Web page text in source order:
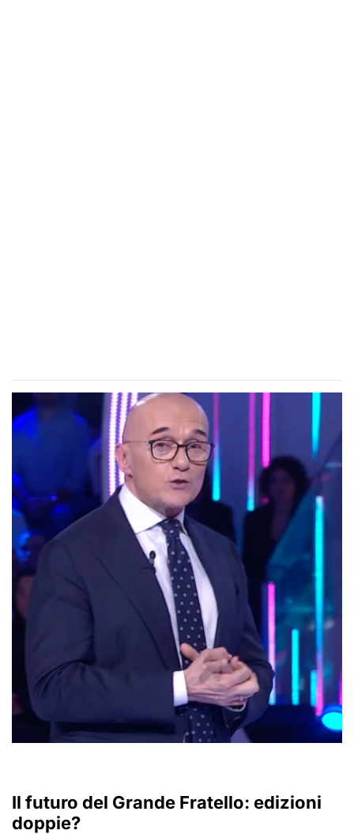
Il futuro del Grande Fratello: edizioni
doppie?